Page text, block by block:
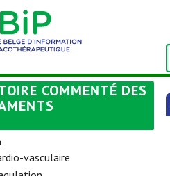
COMMENTÉ DES
vasculaire